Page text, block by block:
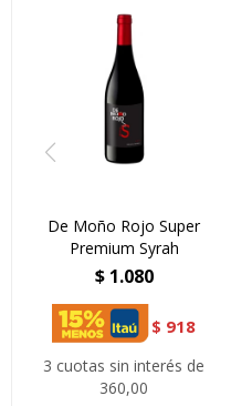
De Moño Rojo Super
Premium Syrah
$ 1.080
$ 918
3 cuotas sin interés de
360,00